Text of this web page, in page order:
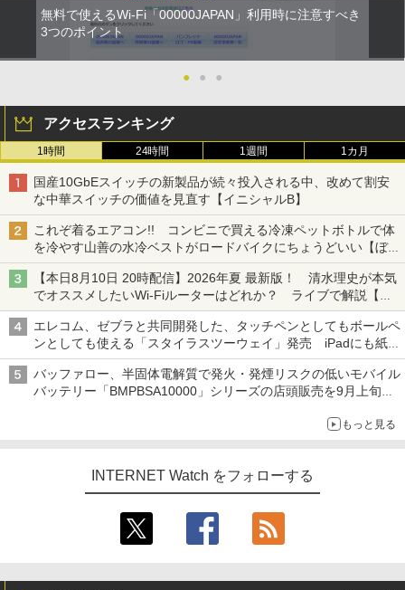
無料で使えるWi-Fi「00000JAPAN」利用時に注意すべき
3つのポイント
● ● ●
アクセスランキング
1時間 24時間 1週間 1カ月
国産10GbEスイッチの新製品が続々投入される中、改めて割安
な中華スイッチの価値を見直す【イニシャルB】
これぞ着るエアコン!! コンビニで買える冷凍ペットボトルで体
を冷やす山善の水冷ベストがロードバイクにちょうどいい【ぼっ
ち・ざ・ろーど！その14】【空いた時間でなにしてる？】
【本日8月10日 20時配信】2026年夏 最新版！ 清水理史が本気
でオススメしたいWi-Fiルーターはどれか？ ライブで解説【清
水理史の「イニシャルB」チャンネル】
エレコム、ゼブラと共同開発した、タッチペンとしてもボールペ
ンとしても使える「スタイラスツーウェイ」発売 iPadにも紙に
も、持ち替えずに書き込める
バッファロー、半固体電解質で発火・発煙リスクの低いモバイル
バッテリー「BMPBSA10000」シリーズの店頭販売を9月上旬に
もっと見る
INTERNET Watch をフォローする